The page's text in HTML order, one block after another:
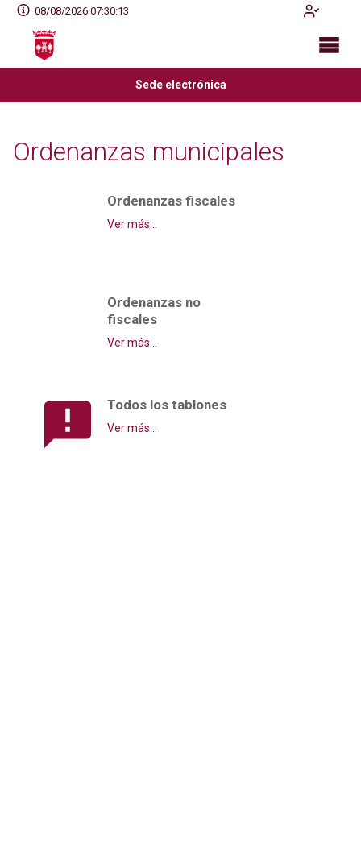
08/08/2026 07:30:13
Sede electrónica
Ordenanzas municipales
Ordenanzas fiscales
Ver más...
Ordenanzas no
fiscales
Ver más...
Todos los tablones
Ver más...